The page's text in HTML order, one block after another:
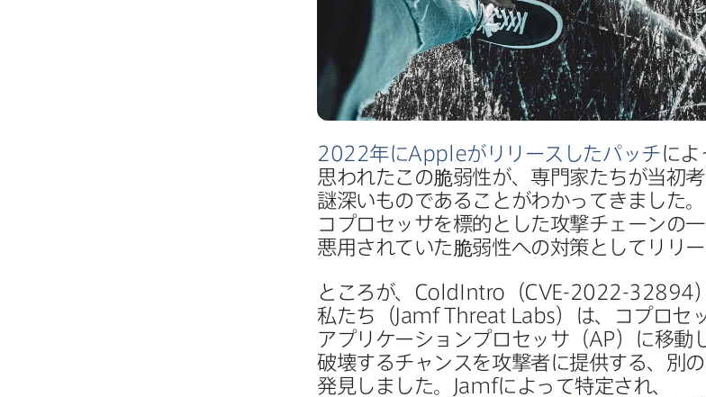
2022年にAppleが​リリースした​パッチに​よ
思われた​この​脆弱性が、​専門家たちが​当初
謎深い​ものである​ことが​わかってきました。​
コプロセッサを​標的とした​攻撃チェーンの​
悪用されていた​脆弱性への​対策と​して​リリー
ところが、 ColdIntro （CVE-2022-32894
私たち​（ Jamf Threat Labs）は、​コプロセ
アプリケーションプロセッサ​（AP）に​移動
破壊する​チャンスを​攻撃者に​提供する、​別
発見しました。
Jamfに​よって​特定され、​